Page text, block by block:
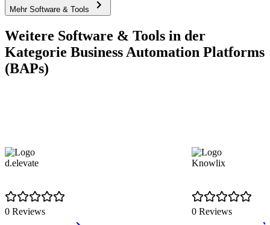
Mehr Software & Tools
Weitere Software & Tools in der
Kategorie Business Automation Platforms
(BAPs)
d.elevate
0 Reviews
Knowlix
0 Reviews